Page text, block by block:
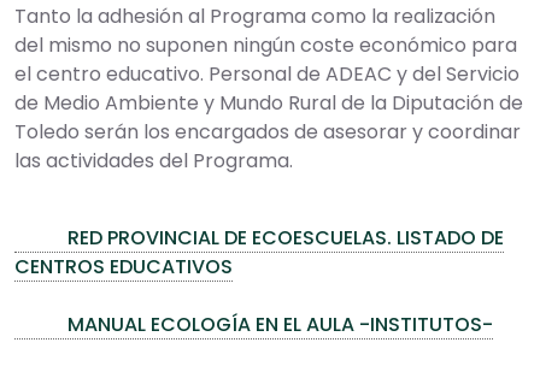
Tanto la adhesión al Programa como la realización
del mismo no suponen ningún coste económico para
el centro educativo. Personal de ADEAC y del Servicio
de Medio Ambiente y Mundo Rural de la Diputación de
Toledo serán los encargados de asesorar y coordinar
las actividades del Programa.
RED PROVINCIAL DE ECOESCUELAS. LISTADO DE
CENTROS EDUCATIVOS
MANUAL ECOLOGÍA EN EL AULA -INSTITUTOS-